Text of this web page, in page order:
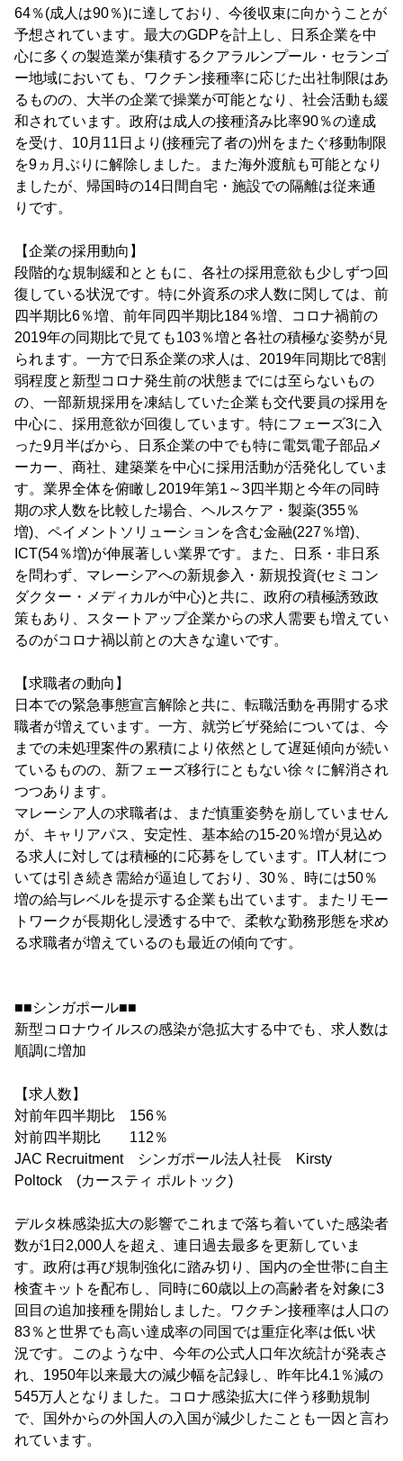
64％(成人は90％)に達しており、今後収束に向かうことが
予想されています。最大のGDPを計上し、日系企業を中
心に多くの製造業が集積するクアラルンプール・セランゴ
ー地域においても、ワクチン接種率に応じた出社制限はあ
るものの、大半の企業で操業が可能となり、社会活動も緩
和されています。政府は成人の接種済み比率90％の達成
を受け、10月11日より(接種完了者の)州をまたぐ移動制限
を9ヵ月ぶりに解除しました。また海外渡航も可能となり
ましたが、帰国時の14日間自宅・施設での隔離は従来通
りです。
【企業の採用動向】
段階的な規制緩和とともに、各社の採用意欲も少しずつ回
復している状況です。特に外資系の求人数に関しては、前
四半期比6％増、前年同四半期比184％増、コロナ禍前の
2019年の同期比で見ても103％増と各社の積極な姿勢が見
られます。一方で日系企業の求人は、2019年同期比で8割
弱程度と新型コロナ発生前の状態までには至らないもの
の、一部新規採用を凍結していた企業も交代要員の採用を
中心に、採用意欲が回復しています。特にフェーズ3に入
った9月半ばから、日系企業の中でも特に電気電子部品メ
ーカー、商社、建築業を中心に採用活動が活発化していま
す。業界全体を俯瞰し2019年第1～3四半期と今年の同時
期の求人数を比較した場合、ヘルスケア・製薬(355％
増)、ペイメントソリューションを含む金融(227％増)、
ICT(54％増)が伸展著しい業界です。また、日系・非日系
を問わず、マレーシアへの新規参入・新規投資(セミコン
ダクター・メディカルが中心)と共に、政府の積極誘致政
策もあり、スタートアップ企業からの求人需要も増えてい
るのがコロナ禍以前との大きな違いです。
【求職者の動向】
日本での緊急事態宣言解除と共に、転職活動を再開する求
職者が増えています。一方、就労ビザ発給については、今
までの未処理案件の累積により依然として遅延傾向が続い
ているものの、新フェーズ移行にともない徐々に解消され
つつあります。
マレーシア人の求職者は、まだ慎重姿勢を崩していません
が、キャリアパス、安定性、基本給の15-20％増が見込め
る求人に対しては積極的に応募をしています。IT人材につ
いては引き続き需給が逼迫しており、30％、時には50％
増の給与レベルを提示する企業も出ています。またリモー
トワークが長期化し浸透する中で、柔軟な勤務形態を求め
る求職者が増えているのも最近の傾向です。
■■シンガポール■■
新型コロナウイルスの感染が急拡大する中でも、求人数は
順調に増加
【求人数】
対前年四半期比 156％
対前四半期比 112％
JAC Recruitment シンガポール法人社長 Kirsty
Poltock (カースティ ポルトック)
デルタ株感染拡大の影響でこれまで落ち着いていた感染者
数が1日2,000人を超え、連日過去最多を更新していま
す。政府は再び規制強化に踏み切り、国内の全世帯に自主
検査キットを配布し、同時に60歳以上の高齢者を対象に3
回目の追加接種を開始しました。ワクチン接種率は人口の
83％と世界でも高い達成率の同国では重症化率は低い状
況です。このような中、今年の公式人口年次統計が発表さ
れ、1950年以来最大の減少幅を記録し、昨年比4.1％減の
545万人となりました。コロナ感染拡大に伴う移動規制
で、国外からの外国人の入国が減少したことも一因と言わ
れています。